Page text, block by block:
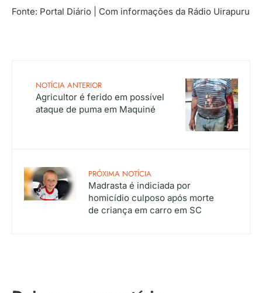
Fonte: Portal Diário | Com informações da Rádio Uirapuru
NOTÍCIA ANTERIOR
Agricultor é ferido em possível
ataque de puma em Maquiné
PRÓXIMA NOTÍCIA
Madrasta é indiciada por
homicídio culposo após morte
de criança em carro em SC